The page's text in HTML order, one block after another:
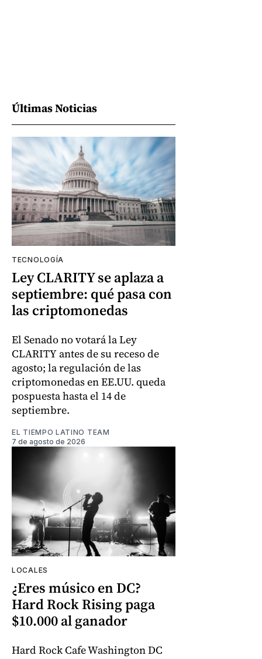
Últimas Noticias
TECNOLOGÍA
Ley CLARITY se aplaza a
septiembre: qué pasa con
las criptomonedas
El Senado no votará la Ley
CLARITY antes de su receso de
agosto; la regulación de las
criptomonedas en EE.UU. queda
pospuesta hasta el 14 de
septiembre.
EL TIEMPO LATINO TEAM
7 de agosto de 2026
LOCALES
¿Eres músico en DC?
Hard Rock Rising paga
$10.000 al ganador
Hard Rock Cafe Washington DC